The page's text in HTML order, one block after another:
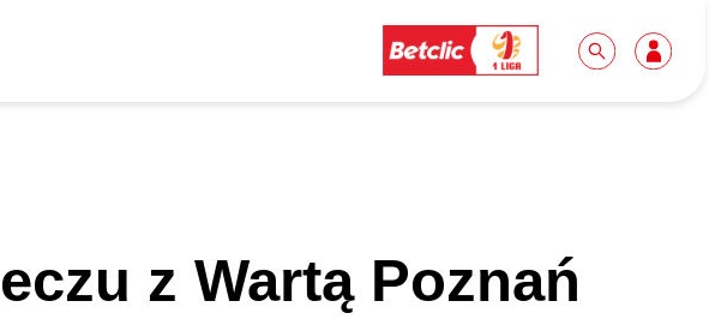
Oferta komercyjna
Biuro prasowe
Do pobrania
Idę pierwszy raz!
Wycieczki
z Wartą Poznań